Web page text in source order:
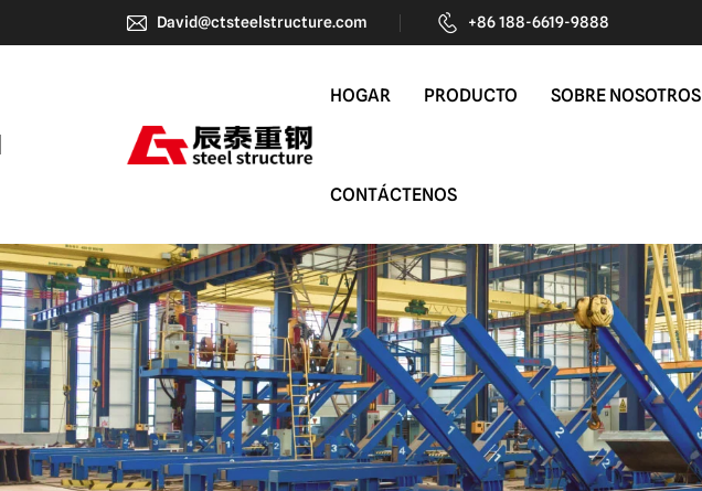
David@ctsteelstructure.com +86 188-6619-9888
HOGAR PRODUCTO SOBRE NOSOTROS
CONTÁCTENOS